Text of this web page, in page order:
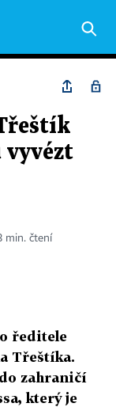
vyvézt
min. čtení
ředitele
Třeštíka.
zahraničí
který je